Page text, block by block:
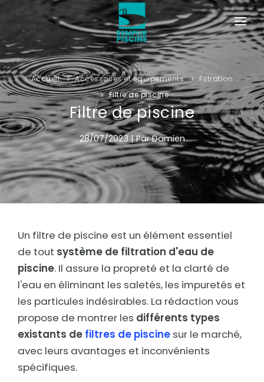
ACCUEIL
ALERTE SÉCHERESSE
COMMENT REMPLIR UNE PISCINE
ACCESSOIRES ET ÉQUIPEMENTS POUR PISCINE
Accueil Accessoires et équipements
Filtration
Filtre de piscine
Filtre de piscine
28/07/2023 | Par Damien
Un filtre de piscine est un élément essentiel
de tout système de filtration d'eau de
piscine. Il assure la propreté et la clarté de
l'eau en éliminant les saletés, les impuretés et
les particules indésirables. La rédaction vous
propose de montrer les différents types
existants de filtres de piscine sur le marché,
avec leurs avantages et inconvénients
spécifiques.